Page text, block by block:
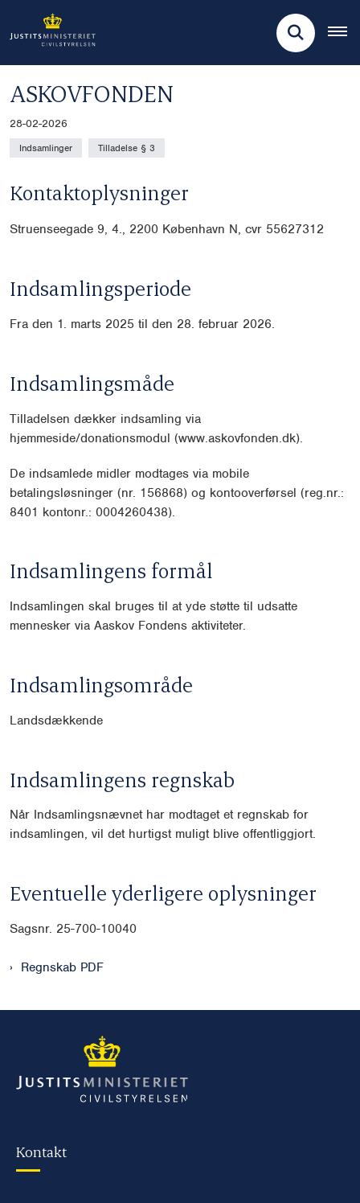
ASKOVFONDEN
28-02-2026
Indsamlinger Tilladelse § 3
Kontaktoplysninger
Struenseegade 9, 4., 2200 København N, cvr 55627312
Indsamlingsperiode
Fra den 1. marts 2025 til den 28. februar 2026.
Indsamlingsmåde
Tilladelsen dækker indsamling via
hjemmeside/donationsmodul (www.askovfonden.dk).
De indsamlede midler modtages via mobile
betalingsløsninger (nr. 156868) og kontooverførsel (reg.nr.:
8401 kontonr.: 0004260438).
Indsamlingens formål
Indsamlingen skal bruges til at yde støtte til udsatte
mennesker via Aaskov Fondens aktiviteter.
Indsamlingsområde
Landsdækkende
Indsamlingens regnskab
Når Indsamlingsnævnet har modtaget et regnskab for
indsamlingen, vil det hurtigst muligt blive offentliggjort.
Eventuelle yderligere oplysninger
Sagsnr. 25-700-10040
Regnskab PDF
Kontakt